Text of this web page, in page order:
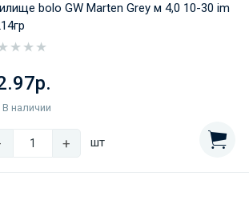
bolo GW Marten Grey м 4,0 10-30 im
В наличии
+ шт